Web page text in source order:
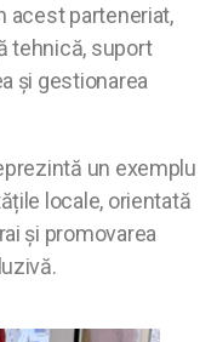
acest parteneriat,
tehnică, suport
și gestionarea
un exemplu
locale, orientată
și promovarea